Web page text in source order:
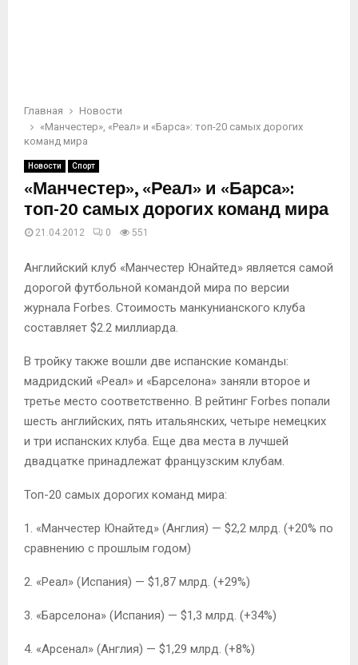
Главная
Новости
«Манчестер», «Реал» и «Барса»: топ-20 самых дорогих
команд мира
Новости Спорт
«Манчестер», «Реал» и «Барса»:
топ-20 самых дорогих команд мира
21.04.2012 0 551
Английский клуб «Манчестер Юнайтед» является самой
дорогой футбольной командой мира по версии
журнала Forbes. Стоимость манкунианского клуба
составляет $2.2 миллиарда.
В тройку также вошли две испанские команды:
мадридский «Реал» и «Барселона» заняли второе и
третье место соответственно. В рейтинг Forbes попали
шесть английских, пять итальянских, четыре немецких
и три испанских клуба. Еще два места в лучшей
двадцатке принадлежат французским клубам.
Топ-20 самых дорогих команд мира:
1. «Манчестер Юнайтед» (Англия) — $2,2 млрд. (+20% по
сравнению с прошлым годом)
2. «Реал» (Испания) — $1,87 млрд. (+29%)
3. «Барселона» (Испания) — $1,3 млрд. (+34%)
4. «Арсeнал» (Англия) — $1,29 млрд. (+8%)